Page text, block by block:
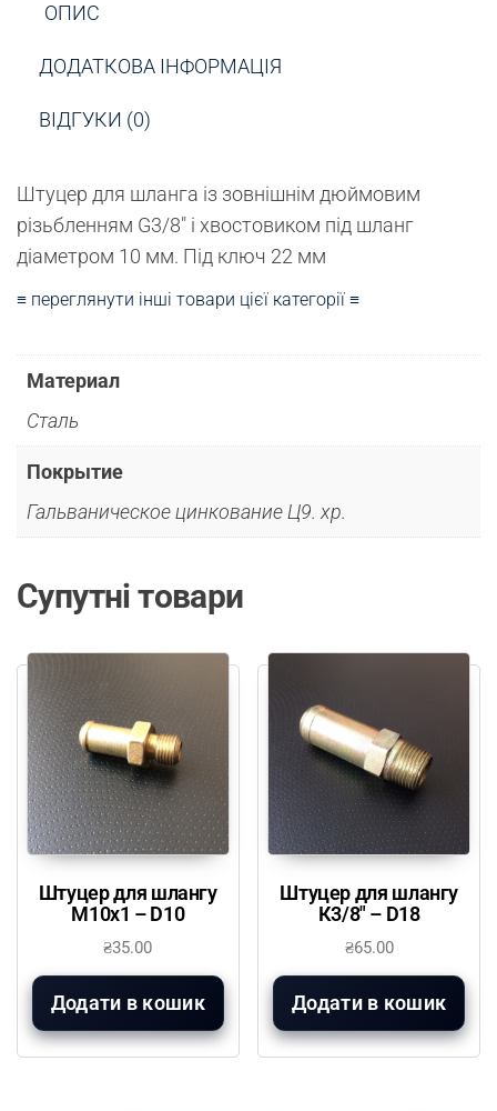
ОПИС
ДОДАТКОВА ІНФОРМАЦІЯ
ВІДГУКИ (0)
Штуцер для шланга із зовнішнім дюймовим
різьбленням G3/8″ і хвостовиком під шланг
діаметром 10 мм. Під ключ 22 мм
≡ переглянути інші товари цієї категорії ≡
Материал
Сталь
Покрытие
Гальваническое цинкование Ц9. хр.
Супутні товари
Штуцер для шлангу
М10х1 – D10
₴35.00
Додати в кошик
Штуцер для шлангу
К3/8″ – D18
₴65.00
Додати в кошик